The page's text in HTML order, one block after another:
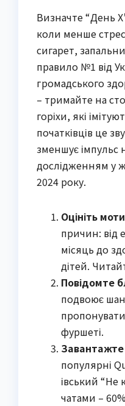
Визначте “День
коли менше
сигарет,
правило №1 від
громадського
– тримайте на
горіхи, які
початківців це
зменшує імпульс
дослідженням у
2024 року.
Оцініть
причин: від
місяць до
дітей.
Повідомте
подвоює
фуршеті.
популярні
івський “Не
чатами –